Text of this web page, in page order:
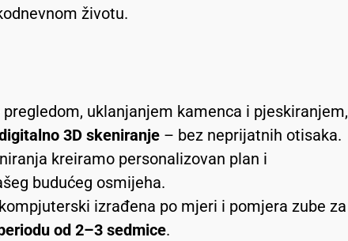
životu.
uklanjanjem kamenca i pjeskiranjem,
3D skeniranje – bez neprijatnih otisaka.
kreiramo personalizovan plan i
budućeg osmijeha.
izrađena po mjeri i pomjera zube za
od 2–3 sedmice.